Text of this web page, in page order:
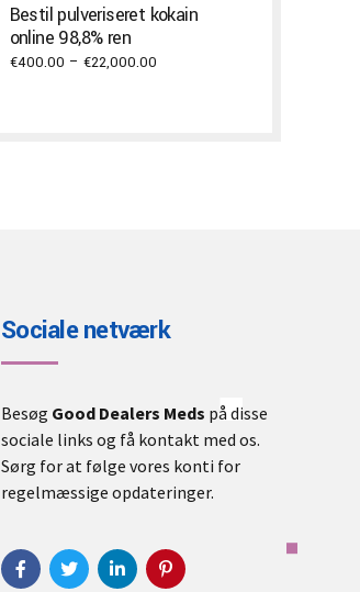
through
Bestil pulveriseret kokain
online 98,8% ren
€400.00 – €22,000.00Price
Sociale netværk
Besøg Good Dealers Meds på disse
sociale links og få kontakt med os.
Sørg for at følge vores konti for
regelmæssige opdateringer.